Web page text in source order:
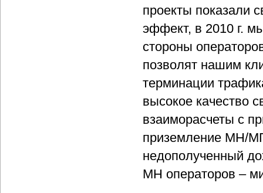
проекты показали
эффект, в 2010 г.
стороны
позволят нашим
терминации
высокое качество
взаиморасчеты с
приземление МН/
недополученный
МН операторов –